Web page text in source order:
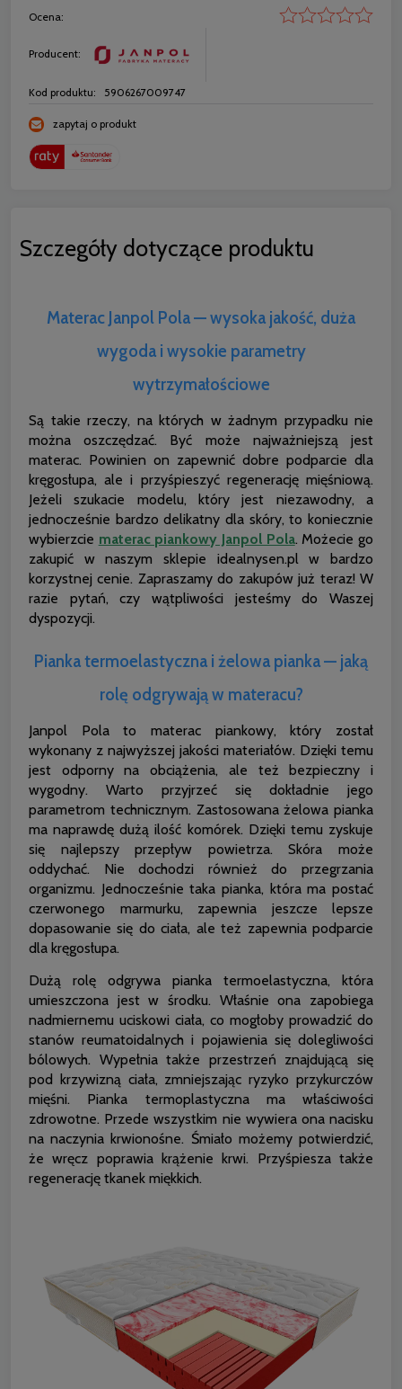
Ocena:
Producent:
Kod produktu: 5906267009747
zapytaj o produkt
Szczegóły dotyczące produktu
Materac Janpol Pola — wysoka jakość, duża
wygoda i wysokie parametry
wytrzymałościowe
Są takie rzeczy, na których w żadnym przypadku nie
można oszczędzać. Być może najważniejszą jest
materac. Powinien on zapewnić dobre podparcie dla
kręgosłupa, ale i przyśpieszyć regenerację mięśniową.
Jeżeli szukacie modelu, który jest niezawodny, a
jednocześnie bardzo delikatny dla skóry, to koniecznie
wybierzcie materac piankowy Janpol Pola. Możecie go
zakupić w naszym sklepie idealnysen.pl w bardzo
korzystnej cenie. Zapraszamy do zakupów już teraz! W
razie pytań, czy wątpliwości jesteśmy do Waszej
dyspozycji.
Pianka termoelastyczna i żelowa pianka — jaką
rolę odgrywają w materacu?
Janpol Pola to materac piankowy, który został
wykonany z najwyższej jakości materiałów. Dzięki temu
jest odporny na obciążenia, ale też bezpieczny i
wygodny. Warto przyjrzeć się dokładnie jego
parametrom technicznym. Zastosowana żelowa pianka
ma naprawdę dużą ilość komórek. Dzięki temu zyskuje
się najlepszy przepływ powietrza. Skóra może
oddychać. Nie dochodzi również do przegrzania
organizmu. Jednocześnie taka pianka, która ma postać
czerwonego marmurku, zapewnia jeszcze lepsze
dopasowanie się do ciała, ale też zapewnia podparcie
dla kręgosłupa.
Dużą rolę odgrywa pianka termoelastyczna, która
umieszczona jest w środku. Właśnie ona zapobiega
nadmiernemu uciskowi ciała, co mogłoby prowadzić do
stanów reumatoidalnych i pojawienia się dolegliwości
bólowych. Wypełnia także przestrzeń znajdującą się
pod krzywizną ciała, zmniejszając ryzyko przykurczów
mięśni. Pianka termoplastyczna ma właściwości
zdrowotne. Przede wszystkim nie wywiera ona nacisku
na naczynia krwionośne. Śmiało możemy potwierdzić,
że wręcz poprawia krążenie krwi. Przyśpiesza także
regenerację tkanek miękkich.